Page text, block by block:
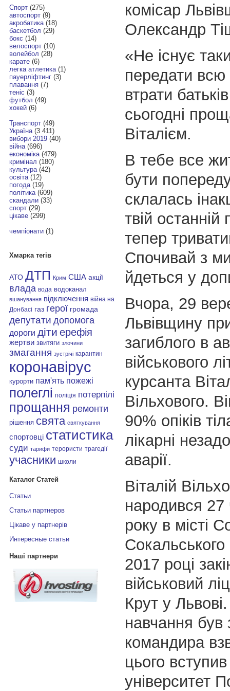
Спорт(275)
автоспорт(9)
акробатика(18)
баскетбол (29)
бокс (14)
велоспорт(10)
волейбол (28)
карате(6)
легка атлетика(1)
пауерліфтинг(3)
плавання(7)
теніс (3)
футбол (49)
хокей(6)
Транспорт(49)
Україна(3 411)
вибори 2019(40)
війна(696)
економіка(479)
кримінал (180)
культура(42)
освіта(12)
погода(19)
політика(609)
скандали(33)
спорт(29)
цікаве(299)
чемпіонати(1)
Хмарка тегів
АТО ДТП Крим США акції
влада вода водоканал
вшанування відключення війна на
Донбасі газ герої громада
депутати допомога
дороги діти ерефія
жертви звитяги злочини
змагання зустрічі карантин
коронавірус
курорти пам'ять пожежі
полеглі поліція потерпілі
прощання ремонти
рішення свята святкування
спортовці статистика
суди тарифи терористи трагедії
учасники школи
Каталог Статей
Статьи
Статьи партнеров
Цікаве у партнерів
Интересные статьи
Наші партнери
комісар
Олександр
«Не існує
передати всю
втрати
сьогодні
Віталієм.
В тебе все
бути
склалась
твій останній
тепер
Спочивай з
йдеться у
Вчора, 29
Львівщину
загиблого в
військового
курсанта
Вільхового.
90% опіків
лікарні
аварії.
Віталій
народився
року в місті
2017 році
військовий
Крут у
навчання був
командира
цього
університет